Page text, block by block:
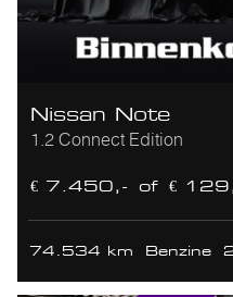
Nissan Note
1.2 Connect Edition
€ 7.450,- of €
74.534 km Benzine